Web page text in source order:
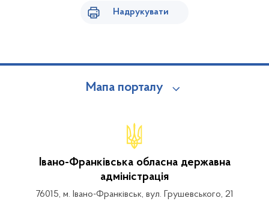
Надрукувати
Мапа порталу
Івано-Франківська обласна державна
адміністрація
76015, м. Івано-Франківськ, вул. Грушевського, 21